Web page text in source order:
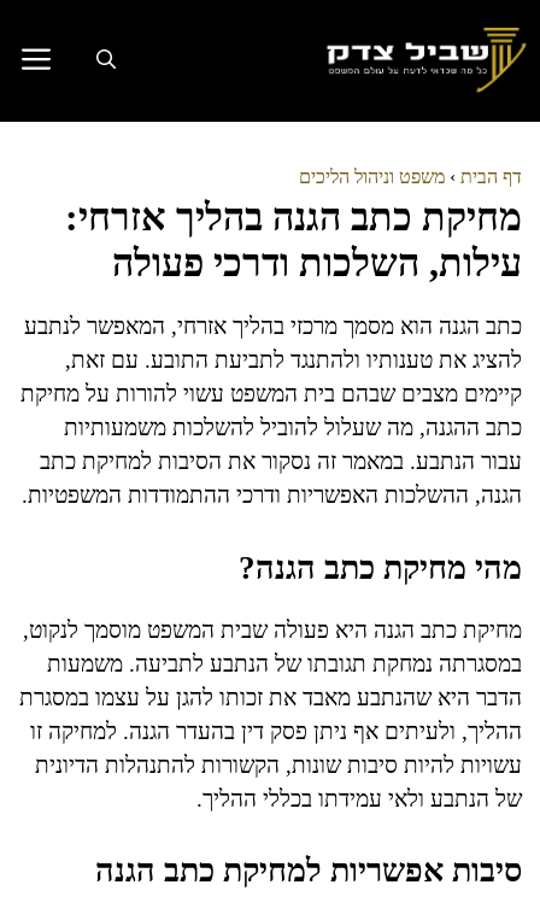
לתוכן
דף הבית › משפט וניהול הליכים
מחיקת כתב הגנה בהליך אזרחי:
עילות, השלכות ודרכי פעולה
כתב הגנה הוא מסמך מרכזי בהליך אזרחי, המאפשר לנתבע
להציג את טענותיו ולהתנגד לתביעת התובע. עם זאת,
קיימים מצבים שבהם בית המשפט עשוי להורות על מחיקת
כתב ההגנה, מה שעלול להוביל להשלכות משמעותיות
עבור הנתבע. במאמר זה נסקור את הסיבות למחיקת כתב
הגנה, ההשלכות האפשריות ודרכי ההתמודדות המשפטיות.
מהי מחיקת כתב הגנה?
מחיקת כתב הגנה היא פעולה שבית המשפט מוסמך לנקוט,
במסגרתה נמחקת תגובתו של הנתבע לתביעה. משמעות
הדבר היא שהנתבע מאבד את זכותו להגן על עצמו במסגרת
ההליך, ולעיתים אף ניתן פסק דין בהעדר הגנה. למחיקה זו
עשויות להיות סיבות שונות, הקשורות להתנהלות הדיונית
של הנתבע ולאי עמידתו בכללי ההליך.
סיבות אפשריות למחיקת כתב הגנה